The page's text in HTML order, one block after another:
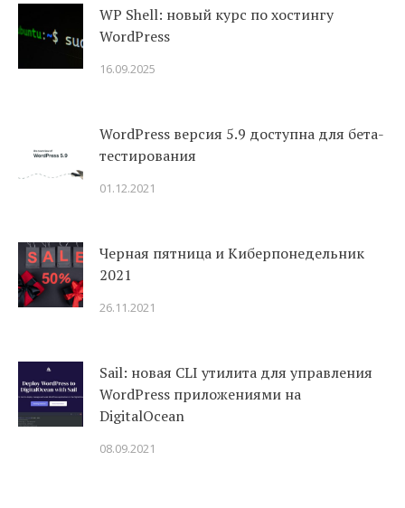
WP Shell: новый курс по хостингу
WordPress
16.09.2025
WordPress версия 5.9 доступна для бета-
тестирования
01.12.2021
Черная пятница и Киберпонедельник
2021
26.11.2021
Sail: новая CLI утилита для управления
WordPress приложениями на
DigitalOcean
08.09.2021